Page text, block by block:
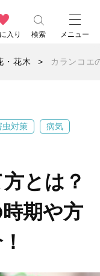
入り 検索 メニュー
・花木 カランコエ
虫対策 病気
とは？
期や方